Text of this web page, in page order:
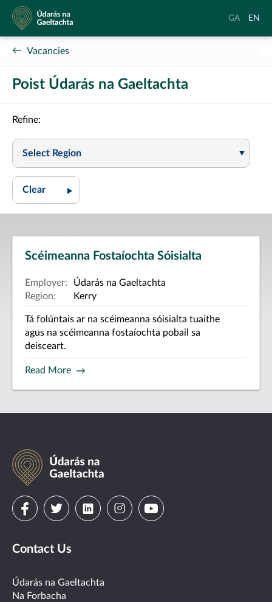
Údarás
na
Gaeltachta
Aistrigh
Gaeilge
GA
to
EN
Vacancies
Poist Údarás na Gaeltachta
Refine:
Select Region
Scéimeanna Fostaíochta Sóisialta
Employer:
Údarás na Gaeltachta
Region:
Kerry
Tá folúntais ar na scéimeanna sóisialta tuaithe
agus na scéimeanna fostaíochta pobail sa
deisceart.
Read More
Údarás
na
Gaeltachta
Visit
on
facebook
Visit
on
twitter
Visit
linkedin
VisitVisit
Contact Us
Údarás na Gaeltachta
Na Forbacha